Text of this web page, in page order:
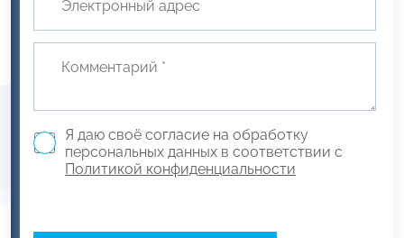
Я даю своё согласие на обработку
персональных данных в соответствии с
Политикой конфиденциальности